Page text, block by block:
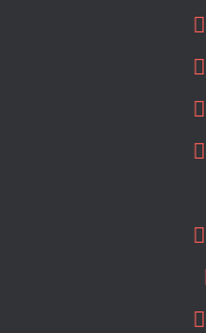
曼
曼
曼谷
曼
曼谷